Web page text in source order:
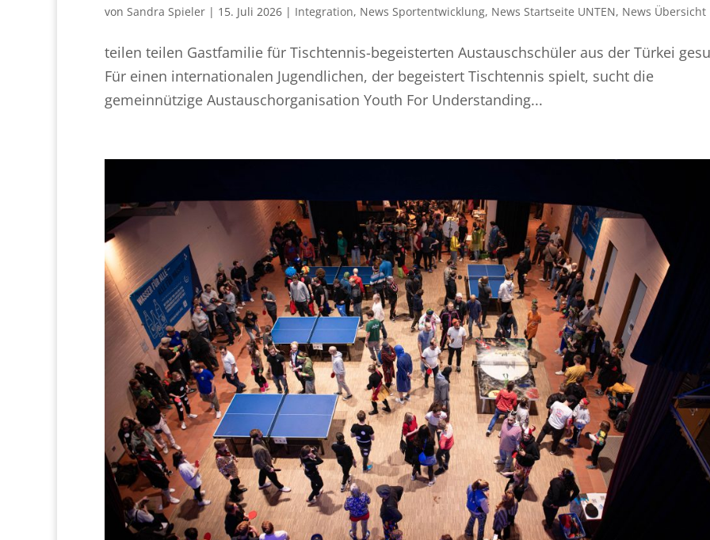
von Sandra Spieler | 15. Juli 2026 | Integration, News Sportentwicklung, News Startseite UNTEN, News Übersicht
teilen teilen Gastfamilie für Tischtennis-begeisterten Austauschschüler aus der Türkei
Für einen internationalen Jugendlichen, der begeistert Tischtennis spielt, sucht die
gemeinnützige Austauschorganisation Youth For Understanding...